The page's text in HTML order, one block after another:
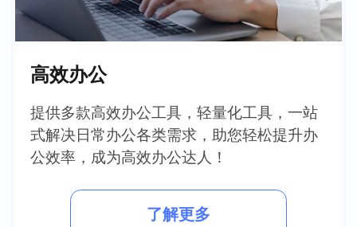
高效办公
提供多款高效办公工具，轻量化工具，一站
式解决日常办公各类需求，助您轻松提升办
公效率，成为高效办公达人！
了解更多